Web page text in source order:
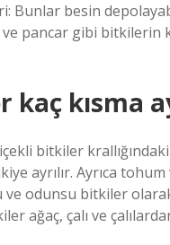
Bunlar besin
pancar gibi bitkilerin
kaç kısma
bitkiler
ayrılır. Ayrıca tohum
odunsu bitkiler olarak
ağaç, çalı ve